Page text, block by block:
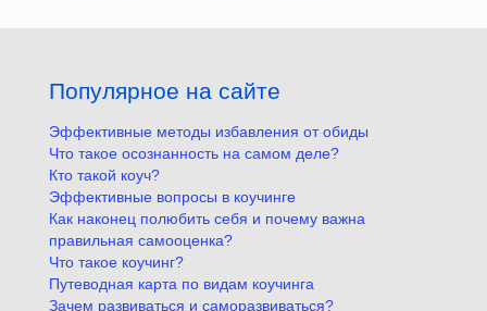
Популярное на сайте
Эффективные методы избавления от обиды
Что такое осознанность на самом деле?
Кто такой коуч?
Эффективные вопросы в коучинге
Как наконец полюбить себя и почему важна
правильная самооценка?
Что такое коучинг?
Путеводная карта по видам коучинга
Зачем развиваться и саморазвиваться?